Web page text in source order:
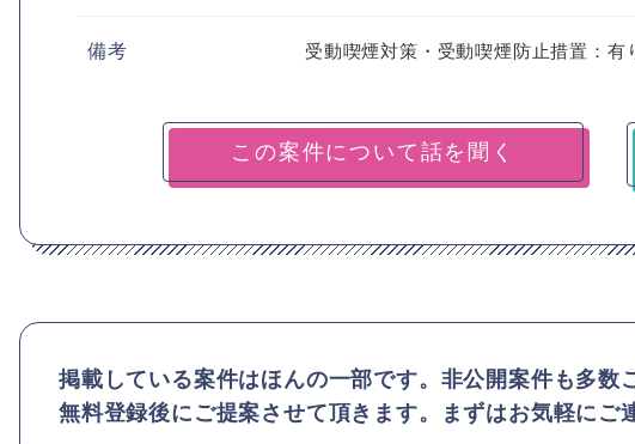
備考 受動喫煙対策・受動喫煙防止措置：有
掲載している案件はほんの一部です。非公開案件も多数
無料登録後にご提案させて頂きます。まずはお気軽にご